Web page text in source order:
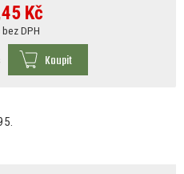
Kč
DPH
Koupit